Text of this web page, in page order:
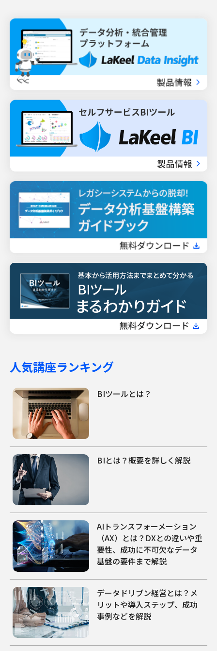
人気講座ランキング
BIツールとは？
BIとは？概要を詳しく解説
AIトランスフォーメーション
（AX）とは？DXとの違いや重
要性、成功に不可欠なデータ
基盤の要件まで解説
データドリブン経営とは？メ
リットや導入ステップ、成功
事例などを解説